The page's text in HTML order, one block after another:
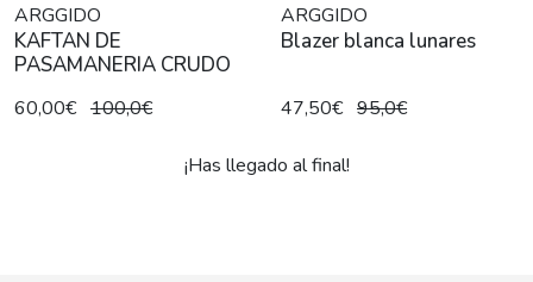
ARGGIDO
KAFTAN DE
PASAMANERIA CRUDO
60,00€ 100,0€
ARGGIDO
Blazer blanca lunares
47,50€ 95,0€
¡Has llegado al final!